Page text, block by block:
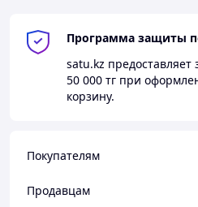
Программа защиты
satu.kz предоставляет
50 000 тг при
корзину.
Покупателям
Продавцам